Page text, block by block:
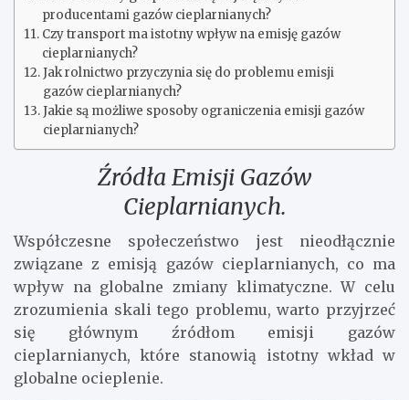
producentami gazów cieplarnianych?
Czy transport ma istotny wpływ na emisję gazów
cieplarnianych?
Jak rolnictwo przyczynia się do problemu emisji
gazów cieplarnianych?
Jakie są możliwe sposoby ograniczenia emisji gazów
cieplarnianych?
Źródła Emisji Gazów
Cieplarnianych.
Współczesne społeczeństwo jest nieodłącznie
związane z emisją gazów cieplarnianych, co ma
wpływ na globalne zmiany klimatyczne. W celu
zrozumienia skali tego problemu, warto przyjrzeć
się głównym źródłom emisji gazów
cieplarnianych, które stanowią istotny wkład w
globalne ocieplenie.